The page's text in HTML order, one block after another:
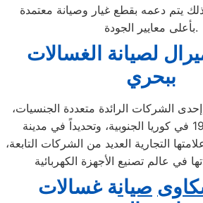
يتم دعمه بقطع غيار وصيانة معتمدة
بأعلى معايير الجودة.
لصيانة الغسالات
ببحري
الشركات الرائدة متعددة الجنسيات،
تأسست عام 1938 في كوريا الجنوبية، وتحديداً في مدينة
التجارية العديد من الشركات التابعة،
صيانة غسالات